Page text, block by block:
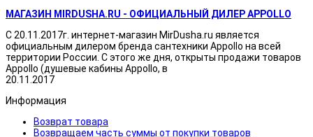
МАГАЗИН MIRDUSHA.RU - ОФИЦИАЛЬНЫЙ ДИЛЕР APPOLLO
С 20.11.2017г. интернет-магазин MirDusha.ru является
официальным дилером бренда сантехники Appollo на всей
территории России. С этого же дня, открыты продажи товаров
Appollo (душевые кабины Appollo, в
20.11.2017
Информация
Возврат товара
Возвращаем часть суммы от покупки товаров